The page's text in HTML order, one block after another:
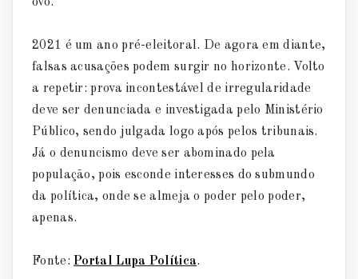
2021 é um ano pré-eleitoral. De agora em diante,
falsas acusações podem surgir no horizonte. Volto
a repetir: prova incontestável de irregularidade
deve ser denunciada e investigada pelo Ministério
Público, sendo julgada logo após pelos tribunais.
Já o denuncismo deve ser abominado pela
população, pois esconde interesses do submundo
da política, onde se almeja o poder pelo poder,
apenas.
Fonte:Portal Lupa Política.